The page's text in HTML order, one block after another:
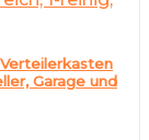
Garage und